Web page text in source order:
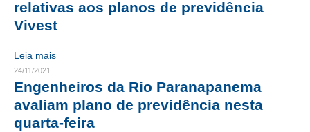
HOMOLOGAÇÕES
OPORTUNIDADES
relativas aos planos de previdência
Vivest
Leia mais
24/11/2021
Engenheiros da Rio Paranapanema
avaliam plano de previdência nesta
quarta-feira